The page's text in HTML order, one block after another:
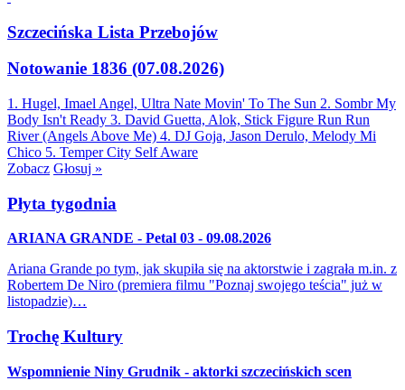
Szczecińska Lista Przebojów
Notowanie 1836 (07.08.2026)
1. Hugel, Imael Angel, Ultra Nate Movin' To The Sun 2. Sombr My
Body Isn't Ready 3. David Guetta, Alok, Stick Figure Run Run
River (Angels Above Me) 4. DJ Goja, Jason Derulo, Melody Mi
Chico 5. Temper City Self Aware
Zobacz Głosuj »
Płyta tygodnia
ARIANA GRANDE - Petal 03 - 09.08.2026
Ariana Grande po tym, jak skupiła się na aktorstwie i zagrała m.in. z
Robertem De Niro (premiera filmu "Poznaj swojego teścia" już w
listopadzie)…
Trochę Kultury
Wspomnienie Niny Grudnik - aktorki szczecińskich scen